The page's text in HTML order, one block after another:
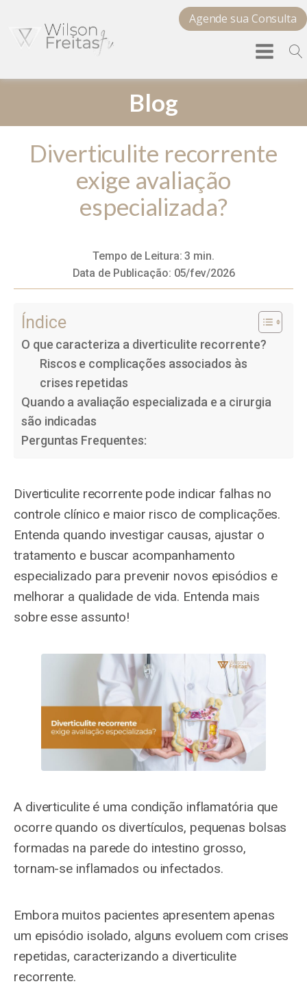
Agende sua Consulta
Blog
Diverticulite recorrente
exige avaliação
especializada?
Tempo de Leitura: 3 min.
Data de Publicação: 05/fev/2026
Índice
O que caracteriza a diverticulite recorrente?
Riscos e complicações associados às
crises repetidas
Quando a avaliação especializada e a cirurgia
são indicadas
Perguntas Frequentes:
Diverticulite recorrente pode indicar falhas no
controle clínico e maior risco de complicações.
Entenda quando investigar causas, ajustar o
tratamento e buscar acompanhamento
especializado para prevenir novos episódios e
melhorar a qualidade de vida. Entenda mais
sobre esse assunto!
A diverticulite é uma condição inflamatória que
ocorre quando os divertículos, pequenas bolsas
formadas na parede do intestino grosso,
tornam-se inflamados ou infectados.
Embora muitos pacientes apresentem apenas
um episódio isolado, alguns evoluem com crises
repetidas, caracterizando a diverticulite
recorrente.